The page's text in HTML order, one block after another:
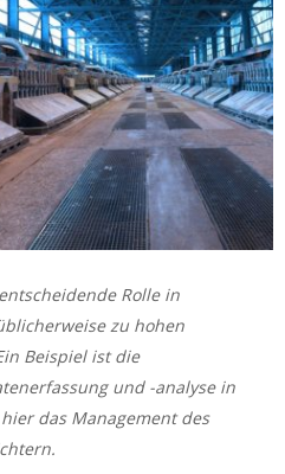
Rolle in
zu hohen
Beispiel ist die
und -analyse in
das Management des